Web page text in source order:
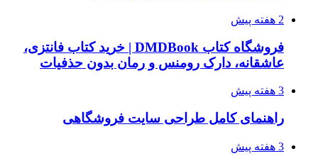
2 هفته پیش
فروشگاه کتاب DMDBook | خرید کتاب فانتزی،
عاشقانه، دارک رومنس و رمان بدون حذفیات
3 هفته پیش
راهنمای کامل طراحی سایت فروشگاهی
3 هفته پیش